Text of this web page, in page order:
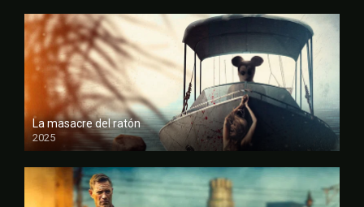
La masacre del ratón
2025
FULL HD